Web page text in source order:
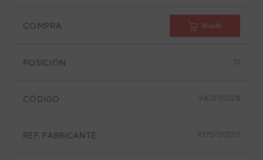
COMPRA Añadir
POSICIÓN 31
CÓDIGO 9AGF07028
REF. FABRICANTE 9375720230